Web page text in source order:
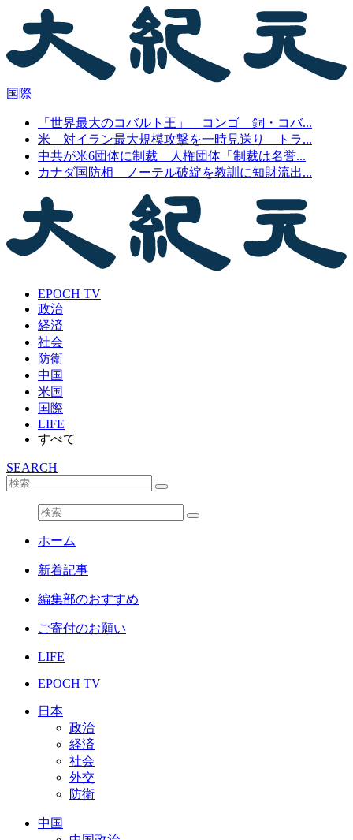
国際
「世界最大のコバルト王」 コンゴ 銅・コバ...
米 対イラン最大規模攻撃を一時見送り トラ...
中共が米6団体に制裁 人権団体「制裁は名誉...
カナダ国防相 ノーテル破綻を教訓に知財流出...
EPOCH TV
政治
経済
社会
防衛
中国
米国
国際
LIFE
すべて
SEARCH
ホーム
新着記事
編集部のおすすめ
ご寄付のお願い
LIFE
EPOCH TV
日本
政治
経済
社会
外交
防衛
中国